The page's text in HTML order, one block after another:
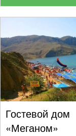
Гостевой дом
«Меганом»